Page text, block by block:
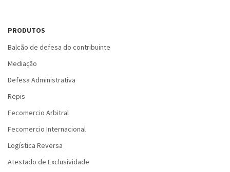
PRODUTOS
Balcão de defesa do contribuinte
Mediação
Defesa Administrativa
Repis
Fecomercio Arbitral
Fecomercio Internacional
Logística Reversa
Atestado de Exclusividade